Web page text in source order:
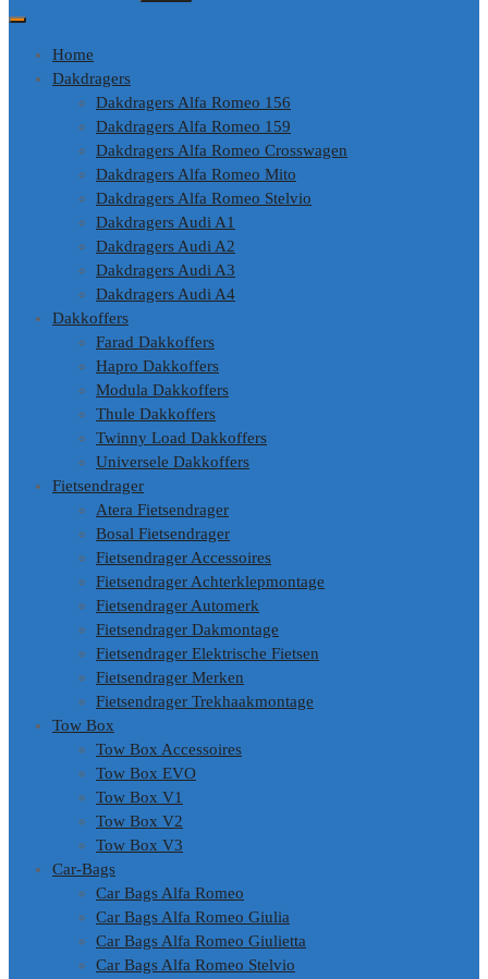
Home
Dakdragers
Dakdragers Alfa Romeo 156
Dakdragers Alfa Romeo 159
Dakdragers Alfa Romeo Crosswagen
Dakdragers Alfa Romeo Mito
Dakdragers Alfa Romeo Stelvio
Dakdragers Audi A1
Dakdragers Audi A2
Dakdragers Audi A3
Dakdragers Audi A4
Dakkoffers
Farad Dakkoffers
Hapro Dakkoffers
Modula Dakkoffers
Thule Dakkoffers
Twinny Load Dakkoffers
Universele Dakkoffers
Fietsendrager
Atera Fietsendrager
Bosal Fietsendrager
Fietsendrager Accessoires
Fietsendrager Achterklepmontage
Fietsendrager Automerk
Fietsendrager Dakmontage
Fietsendrager Elektrische Fietsen
Fietsendrager Merken
Fietsendrager Trekhaakmontage
Tow Box
Tow Box Accessoires
Tow Box EVO
Tow Box V1
Tow Box V2
Tow Box V3
Car-Bags
Car Bags Alfa Romeo
Car Bags Alfa Romeo Giulia
Car Bags Alfa Romeo Giulietta
Car Bags Alfa Romeo Stelvio